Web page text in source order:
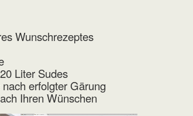
Wunschrezeptes
Liter Sudes
erfolgter Gärung
Ihren Wünschen